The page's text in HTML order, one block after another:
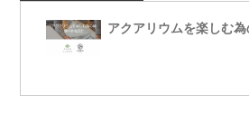
アクアリウムを楽しむ